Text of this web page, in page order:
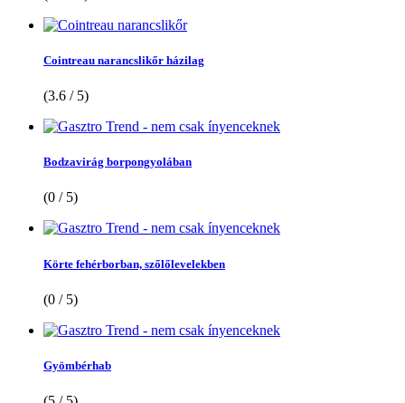
Cointreau narancslikőr házilag
(3.6 / 5)
Bodzavirág borpongyolában
(0 / 5)
Körte fehérborban, szőlőlevelekben
(0 / 5)
Gyömbérhab